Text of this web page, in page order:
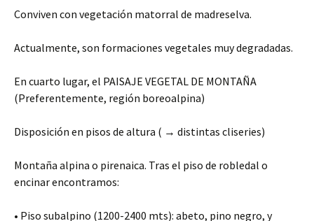
Conviven con vegetación matorral de madreselva.
Actualmente, son formaciones vegetales muy degradadas.
En cuarto lugar, el PAISAJE VEGETAL DE MONTAÑA
(Preferentemente, región boreoalpina)
Disposición en pisos de altura ( → distintas cliseries)
Montaña alpina o pirenaica. Tras el piso de robledal o
encinar encontramos:
• Piso subalpino (1200-2400 mts): abeto, pino negro, y